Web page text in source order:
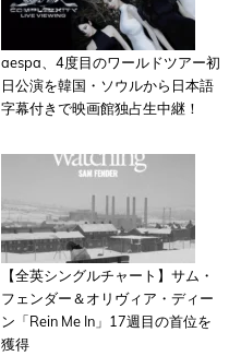
aespa、4度目のワールドツアー初
日公演を韓国・ソウルから日本語
字幕付きで映画館独占生中継！
【全英シングルチャート】サム・
フェンダー＆オリヴィア・ディー
ン「Rein Me In」17週目の首位を
獲得